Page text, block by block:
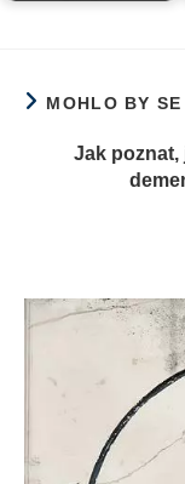
MOHLO BY
Jak poznat,